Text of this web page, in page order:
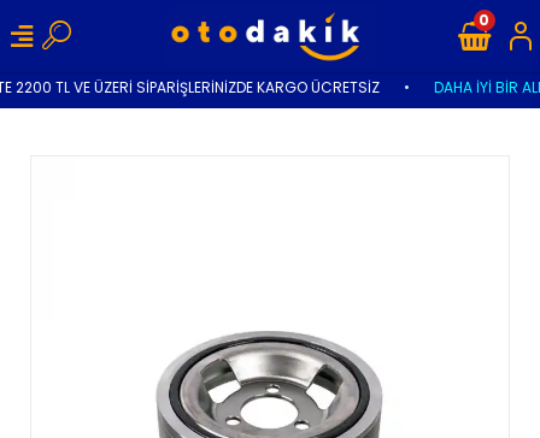
2200 TL VE ÜZERİ SİPARİŞLERİNİZDE KARGO ÜCRETSİZ DAHA İYİ BİR
0